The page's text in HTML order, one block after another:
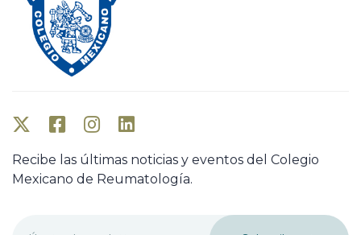
Recibe las últimas noticias y eventos del Colegio
Mexicano de Reumatología.